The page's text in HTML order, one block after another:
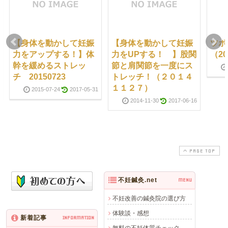
【身体を動かして妊娠
力をアップする！】体
幹を緩めるストレッ
チ 20150723
2015-07-24 2017-05-31
【身体を動かして妊娠
力をUPする！ 】股関
節と肩関節を一度にス
トレッチ！（２０１４
１１２７）
2014-11-30 2017-06-16
ツ
（
PAGE TOP
不妊鍼灸.net MENU
不妊改善の鍼灸院の選び方
体験談・感想
新着記事 INFORMATION